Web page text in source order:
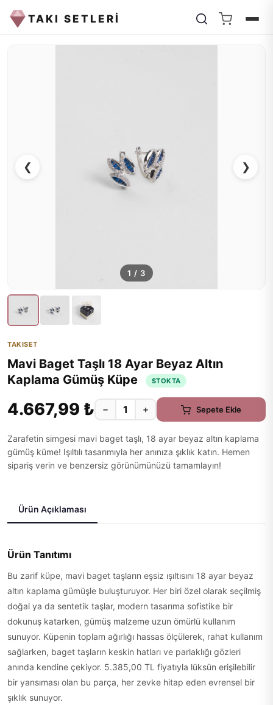
TAKI SETLERİ
❮ ❯
1 / 3
TAKISET
Mavi Baget Taşlı 18 Ayar Beyaz Altın
Kaplama Gümüş Küpe
STOKTA
4.667,99 ₺ − + Sepete Ekle
Zarafetin simgesi mavi baget taşlı, 18 ayar beyaz altın kaplama
gümüş küme! Işıltılı tasarımıyla her anınıza şıklık katın. Hemen
sipariş verin ve benzersiz görünümünüzü tamamlayın!
Ürün Açıklaması
Ürün Tanıtımı
Bu zarif küpe, mavi baget taşların eşsiz ışıltısını 18 ayar beyaz
altın kaplama gümüşle buluşturuyor. Her biri özel olarak seçilmiş
doğal ya da sentetik taşlar, modern tasarıma sofistike bir
dokunuş katarken, gümüş malzeme uzun ömürlü kullanım
sunuyor. Küpenin toplam ağırlığı hassas ölçülerek, rahat kullanım
sağlarken, baget taşların keskin hatları ve parlaklığı gözleri
anında kendine çekiyor. 5.385,00 TL fiyatıyla lüksün erişilebilir
bir yansıması olan bu parça, her zevke hitap eden evrensel bir
şıklık sunuyor.